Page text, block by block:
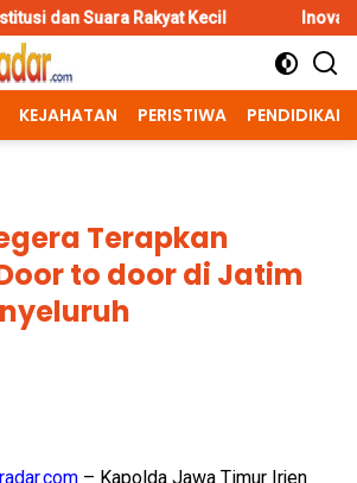
Kecil Inovasi Srikandi Care, Cara
KEJAHATAN PERISTIWA PENDIDIKAN
Terapkan
to door di Jatim
– Kapolda Jawa Timur Irjen